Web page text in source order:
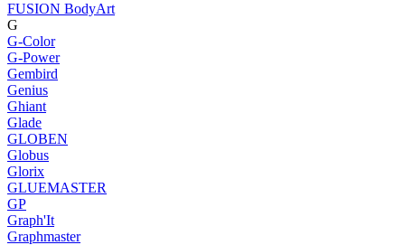
FUSION BodyArt
G
G-Color
G-Power
Gembird
Genius
Ghiant
Glade
GLOBEN
Globus
Glorix
GLUEMASTER
GP
Graph'It
Graphmaster